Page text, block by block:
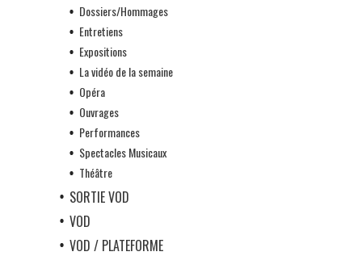
Dossiers/Hommages
Entretiens
Expositions
La vidéo de la semaine
Opéra
Ouvrages
Performances
Spectacles Musicaux
Théâtre
SORTIE VOD
VOD
VOD / PLATEFORME